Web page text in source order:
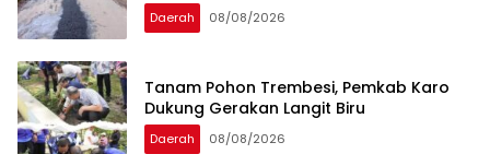
Daerah 08/08/2026
Tanam Pohon Trembesi, Pemkab Karo
Dukung Gerakan Langit Biru
Daerah 08/08/2026